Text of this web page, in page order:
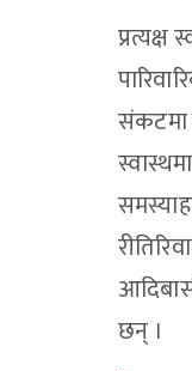
संकटमा
छन् ।